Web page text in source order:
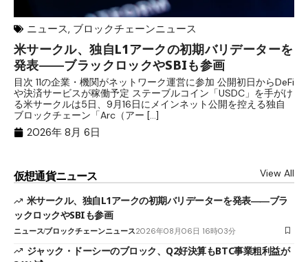
ニュース, ブロックチェーンニュース
米サークル、独自L1アークの初期バリデーターを
発表――ブラックロックやSBIも参画
目次 11の企業・機関がネットワーク運営に参加 公開初日からDeFi
や決済サービスが稼働予定 ステーブルコイン「USDC」を手がけ
る米サークルは5日、9月16日にメインネット公開を控える独自
ブロックチェーン「Arc（アー […]
2026年 8月 6日
仮想通貨ニュース View All
米サークル、独自L1アークの初期バリデーターを発表――ブラ
ックロックやSBIも参画
ニュースブロックチェーンニュース2026年08月06日 16時03分
ジャック・ドーシーのブロック、Q2好決算もBTC事業粗利益が